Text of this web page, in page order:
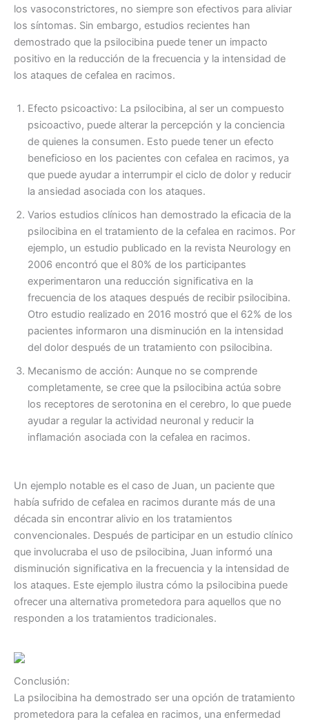
los vasoconstrictores, no siempre son efectivos para aliviar
los síntomas. Sin embargo, estudios recientes han
demostrado que la psilocibina puede tener un impacto
positivo en la reducción de la frecuencia y la intensidad de
los ataques de cefalea en racimos.
Efecto psicoactivo: La psilocibina, al ser un compuesto
psicoactivo, puede alterar la percepción y la conciencia
de quienes la consumen. Esto puede tener un efecto
beneficioso en los pacientes con cefalea en racimos, ya
que puede ayudar a interrumpir el ciclo de dolor y reducir
la ansiedad asociada con los ataques.
Varios estudios clínicos han demostrado la eficacia de la
psilocibina en el tratamiento de la cefalea en racimos. Por
ejemplo, un estudio publicado en la revista Neurology en
2006 encontró que el 80% de los participantes
experimentaron una reducción significativa en la
frecuencia de los ataques después de recibir psilocibina.
Otro estudio realizado en 2016 mostró que el 62% de los
pacientes informaron una disminución en la intensidad
del dolor después de un tratamiento con psilocibina.
Mecanismo de acción: Aunque no se comprende
completamente, se cree que la psilocibina actúa sobre
los receptores de serotonina en el cerebro, lo que puede
ayudar a regular la actividad neuronal y reducir la
inflamación asociada con la cefalea en racimos.
Un ejemplo notable es el caso de Juan, un paciente que
había sufrido de cefalea en racimos durante más de una
década sin encontrar alivio en los tratamientos
convencionales. Después de participar en un estudio clínico
que involucraba el uso de psilocibina, Juan informó una
disminución significativa en la frecuencia y la intensidad de
los ataques. Este ejemplo ilustra cómo la psilocibina puede
ofrecer una alternativa prometedora para aquellos que no
responden a los tratamientos tradicionales.
Conclusión:
La psilocibina ha demostrado ser una opción de tratamiento
prometedora para la cefalea en racimos, una enfermedad